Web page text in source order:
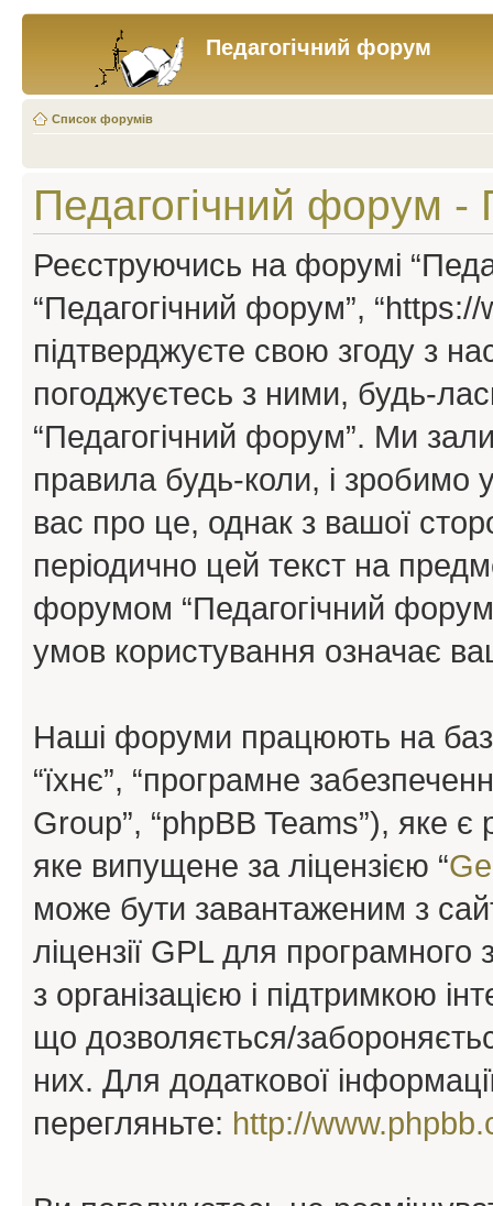
Педагогічний форум
Список форумів
Педагогічний форум
Реєструючись на форумі
“Педагогічний форум”,
підтверджуєте свою згоду з
погоджуєтесь з ними, будь-
“Педагогічний форум”. Ми
правила будь-коли, і
вас про це, однак з вашої
періодично цей текст на
форумом “Педагогічний
умов користування означає
Наші форуми працюють на
“їхнє”, “програмне
Group”, “phpBB Teams”), яке
яке випущене за ліцензією “
може бути завантаженим з
ліцензії GPL для
з організацією і підтримкою
що дозволяється/
них. Для додаткової
перегляньте: http://